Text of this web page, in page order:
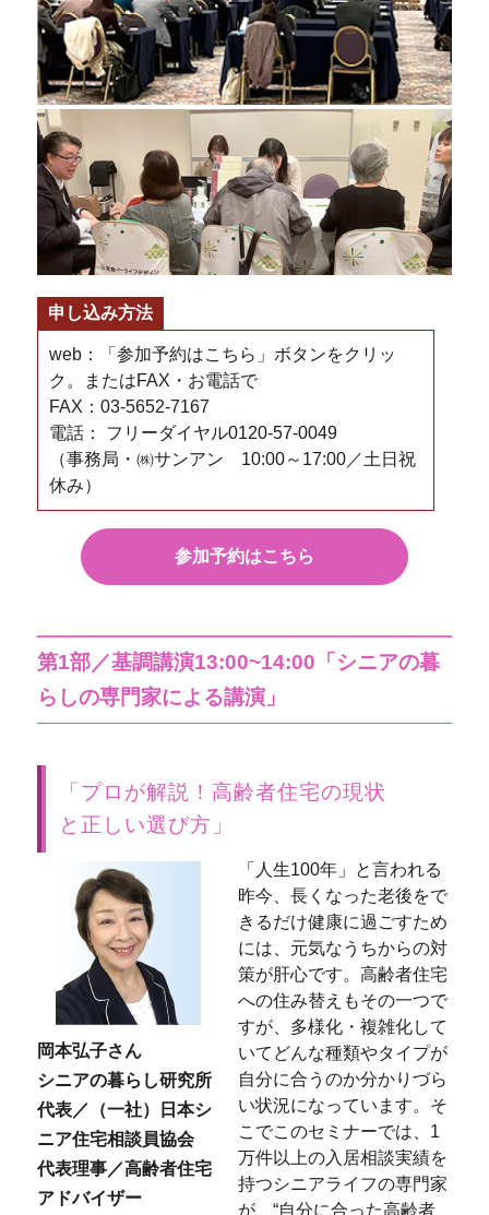
申し込み方法
web：「参加予約はこちら」ボタンをクリッ
ク。またはFAX・お電話で
FAX：03-5652-7167
電話：
フリーダイヤル0120-57-0049
（事務局・㈱サンアン 10:00～17:00／土日祝
休み）
参加予約はこちら
第1部／基調講演13:00~14:00「シニアの暮
らしの専門家による講演」
「プロが解説！高齢者住宅の現状
と正しい選び方」
岡本弘子さん
シニアの暮らし研究所
代表／（一社）日本シ
ニア住宅相談員協会
代表理事／高齢者住宅
アドバイザー
「人生100年」と言われる
昨今、長くなった老後をで
きるだけ健康に過ごすため
には、元気なうちからの対
策が肝心です。高齢者住宅
への住み替えもその一つで
すが、多様化・複雑化して
いてどんな種類やタイプが
自分に合うのか分かりづら
い状況になっています。そ
こでこのセミナーでは、1
万件以上の入居相談実績を
持つシニアライフの専門家
が、“自分に合った高齢者